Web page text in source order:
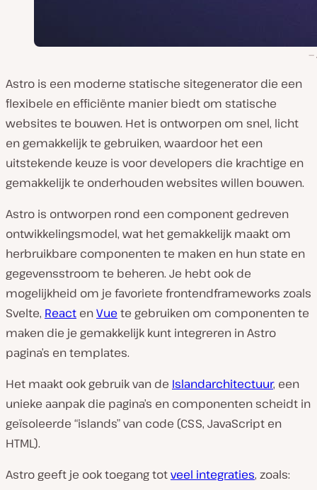
Astro is een moderne statische sitegenerator die een
flexibele en efficiënte manier biedt om statische
websites te bouwen. Het is ontworpen om snel, licht
en gemakkelijk te gebruiken, waardoor het een
uitstekende keuze is voor developers die krachtige en
gemakkelijk te onderhouden websites willen bouwen.
Astro is ontworpen rond een component gedreven
ontwikkelingsmodel, wat het gemakkelijk maakt om
herbruikbare componenten te maken en hun state en
gegevensstroom te beheren. Je hebt ook de
mogelijkheid om je favoriete frontendframeworks zoals
Svelte, React enVue te gebruiken om componenten te
maken die je gemakkelijk kunt integreren in Astro
pagina’s en templates.
Het maakt ook gebruik van de Islandarchitectuur, een
unieke aanpak die pagina’s en componenten scheidt in
geïsoleerde “islands” van code (CSS, JavaScript en
HTML).
Astro geeft je ook toegang totveel integraties, zoals: